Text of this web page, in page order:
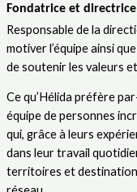
Fondatrice et directrice
Responsable de la
motiver l’équipe ainsi que
de soutenir les valeurs
Ce qu’Hélida préfère
équipe de personnes
qui, grâce à leurs
dans leur travail
territoires et